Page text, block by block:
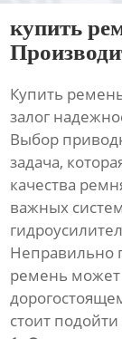
купить
Купить
залог
Выбор
задача,
качества
важных
Неправильно
ремень
стоит